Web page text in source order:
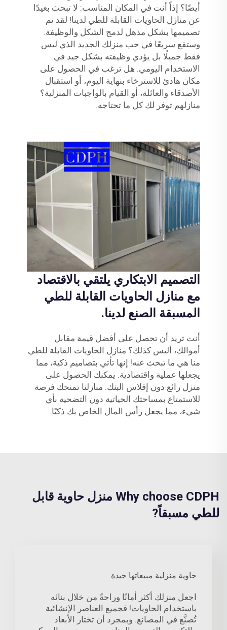
أيضًا؟ إذاً أنت في المكان المناسب: لا تبحث بعيدًا
عن منازل الحاويات القابلة للطي لدينا! لقد تم
تصميمها بشكل مذهل لدمج الشكل والوظيفة.
وستقع سريعًا في حب منزلك الجديد الذي ليس
فقط جميلًا بل يؤدي وظيفته بشكل جيد في
الاستخدام اليومي. هل ترغب في الحصول على
مكان هادئ للاسترخاء بنهاية اليوم، أو استقبال
الأصدقاء والعائلة، أو القيام بالواجبات المنزلية؟
منازلهم توفر لك كل ما تحتاجه.
التصميم الابتكاري يلتقي بالاقتصاد
مع منازل الحاويات القابلة للطي
المسبقة الصنع لدينا.
أنت تريد أن تحصل على أفضل قيمة مقابل
أموالك، أليس كذلك؟ منازل الحاويات القابلة للطي
منا هي ما تبحث عنه! إنها تأتي بتصاميم ذكية، مما
يجعلها عملية واقتصادية. يمكنك الحصول على
منزل رائع دون إفلاس البنك. منازلنا تمنحك فرصة
للاستمتاع بمساحتك الحياتية دون التضحية بأي
شيء، مما يجعل رأس المال الخاص بك ذكيًا.
Why choose CDPH منزل حاوية قابل
للطي مسبقاً?
حاوية منزلية مبيعاتها جيدة
اجعل منزلك أكثر أمانًا وراحةً من خلال بنائه
باستخدام الحاويات! فجميع العناصر الإنشائية
تُصنَّع في المصانع. وبمجرد أن تختار الأبعاد